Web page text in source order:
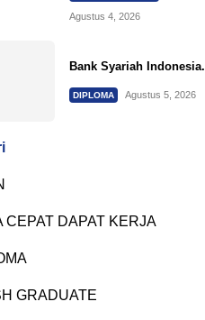
Agustus 4, 2026
Bank Syariah Indonesia.
DIPLOMA Agustus 5, 2026
CEPAT DAPAT KERJA
GRADUATE